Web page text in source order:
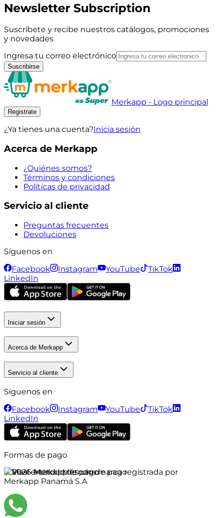
Newsletter Subscription
Suscríbete y recibe nuestros catálogos, promociones
y novedades
Ingresa tu correo electrónico
Suscribirse
Merkapp - Logo principal
Registrate
¿Ya tienes una cuenta?Inicia sesión
Acerca de Merkapp
¿Quiénes somos?
Términos y condiciones
Políticas de privacidad
Servicio al cliente
Preguntas frecuentes
Devoluciones
Síguenos en
Facebook
Instagram YouTube
TikTok
LinkedIn
Iniciar sesión
Acerca de Merkapp
Servicio al cliente
Síguenos en
Facebook
Instagram YouTube
TikTok
LinkedIn
Formas de pago
©2026Merkapp es una marca registrada por
Merkapp Panamá S.A